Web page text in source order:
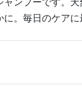
。毎日のケアに